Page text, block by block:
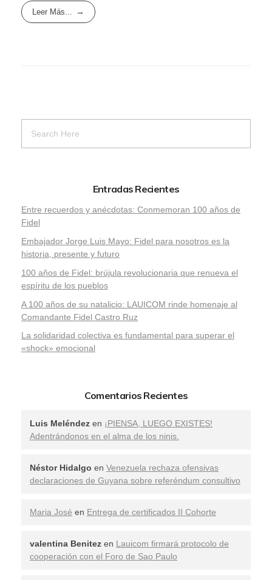
Leer Más...
Entradas Recientes
Entre recuerdos y anécdotas: Conmemoran 100 años de
Fidel
Embajador Jorge Luis Mayo: Fidel para nosotros es la
historia, presente y futuro
100 años de Fidel: brújula revolucionaria que renueva el
espíritu de los pueblos
A 100 años de su natalicio: LAUICOM rinde homenaje al
Comandante Fidel Castro Ruz
La solidaridad colectiva es fundamental para superar el
«shock» emocional
Comentarios Recientes
Luis Meléndez en ¡PIENSA, LUEGO EXISTES!
Adentrándonos en el alma de los ninis.
Néstor Hidalgo en Venezuela rechaza ofensivas
declaraciones de Guyana sobre referéndum consultivo
Maria José en Entrega de certificados II Cohorte
valentina Benitez en Lauicom firmará protocolo de
cooperación con el Foro de Sao Paulo